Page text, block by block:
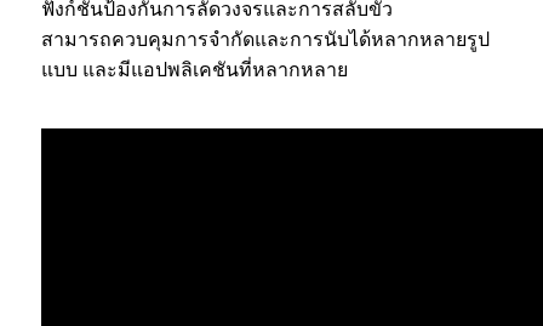
ฟังก์ชันป้องกันการลัดวงจรและการสลับขั้ว
สามารถควบคุมการจำกัดและการนับได้หลากหลายรูป
แบบ และมีแอปพลิเคชันที่หลากหลาย